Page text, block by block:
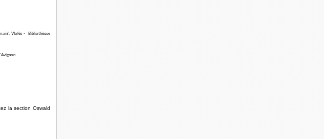
VIolès - Bibliothèque
la section Oswald